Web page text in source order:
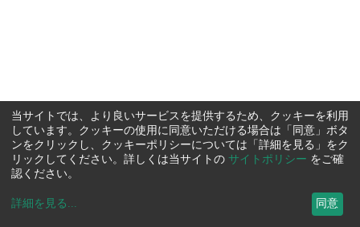
当サイトでは、より良いサービスを提供するため、クッキーを利用
しています。クッキーの使用に同意いただける場合は「同意」ボタ
ンをクリックし、クッキーポリシーについては「詳細を見る」をク
リックしてください。詳しくは当サイトの サイトポリシー をご確
認ください。
詳細を見る ... 同意